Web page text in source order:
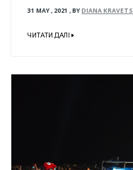
31 MAY , 2021 ,BYDIANA KRAVETS
ЧИТАТИ ДАЛІ